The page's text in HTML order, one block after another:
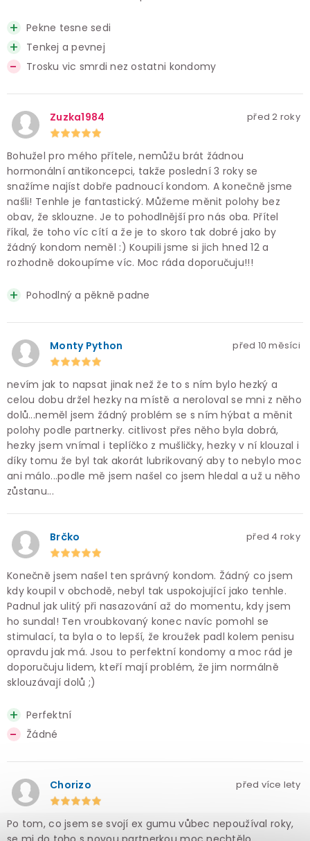
Pekne tesne sedi
Tenkej a pevnej
Trosku vic smrdi nez ostatni kondomy
Zuzka1984 před 2 roky
Bohužel pro mého přítele, nemůžu brát žádnou
hormonální antikoncepci, takže poslední 3 roky se
snažíme najíst dobře padnoucí kondom. A konečně jsme
našli! Tenhle je fantastický. Můžeme měnit polohy bez
obav, že sklouzne. Je to pohodlnější pro nás oba. Přítel
říkal, že toho víc cítí a že je to skoro tak dobré jako by
žádný kondom neměl :) Koupili jsme si jich hned 12 a
rozhodně dokoupíme víc. Moc ráda doporučuju!!!
Pohodlný a pěkně padne
Monty Python před 10 měsíci
nevím jak to napsat jinak než že to s ním bylo hezký a
celou dobu držel hezky na místě a neroloval se mni z něho
dolů...neměl jsem žádný problém se s ním hýbat a měnit
polohy podle partnerky. citlivost přes něho byla dobrá,
hezky jsem vnímal i teplíčko z mušličky, hezky v ní klouzal i
díky tomu že byl tak akorát lubrikovaný aby to nebylo moc
ani málo...podle mě jsem našel co jsem hledal a už u něho
zůstanu...
Brčko před 4 roky
Konečně jsem našel ten správný kondom. Žádný co jsem
kdy koupil v obchodě, nebyl tak uspokojující jako tenhle.
Padnul jak ulitý při nasazování až do momentu, kdy jsem
ho sundal! Ten vroubkovaný konec navíc pomohl se
stimulací, ta byla o to lepší, že kroužek padl kolem penisu
opravdu jak má. Jsou to perfektní kondomy a moc rád je
doporučuju lidem, kteří mají problém, že jim normálně
sklouzávají dolů ;)
Perfektní
Žádné
Chorizo před více lety
Po tom, co jsem se svojí ex gumu vůbec nepoužíval roky,